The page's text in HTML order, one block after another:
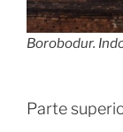
Borobodur.
Parte